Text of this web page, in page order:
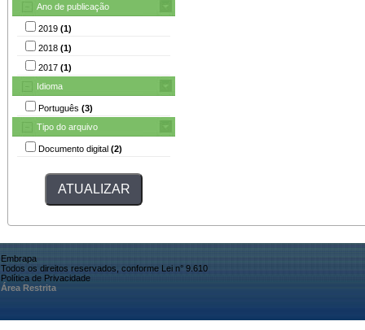
Ano de publicação
2019 (1)
2018 (1)
2017 (1)
Idioma
Português (3)
Tipo do arquivo
Documento digital (2)
Embrapa
Todos os direitos reservados, conforme Lei n° 9.610
Política de Privacidade
Área Restrita